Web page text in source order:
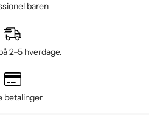
baren
2–5 hverdage.
betalinger